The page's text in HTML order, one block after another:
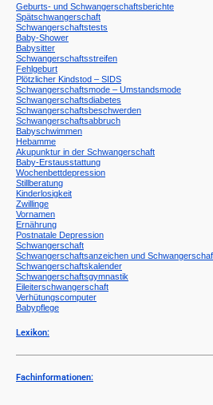
Geburts- und Schwangerschaftsberichte
Spätschwangerschaft
Schwangerschaftstests
Baby-Shower
Babysitter
Schwangerschaftsstreifen
Fehlgeburt
Plötzlicher Kindstod – SIDS
Schwangerschaftsmode – Umstandsmode
Schwangerschaftsdiabetes
Schwangerschaftsbeschwerden
Schwangerschaftsabbruch
Babyschwimmen
Hebamme
Akupunktur in der Schwangerschaft
Baby-Erstausstattung
Wochenbettdepression
Stillberatung
Kinderlosigkeit
Zwillinge
Vornamen
Ernährung
Postnatale Depression
Schwangerschaft
Schwangerschaftsanzeichen und
Schwangerschaftskalender
Schwangerschaftsgymnastik
Eileiterschwangerschaft
Verhütungscomputer
Babypflege
Lexikon:
Fachinformationen: